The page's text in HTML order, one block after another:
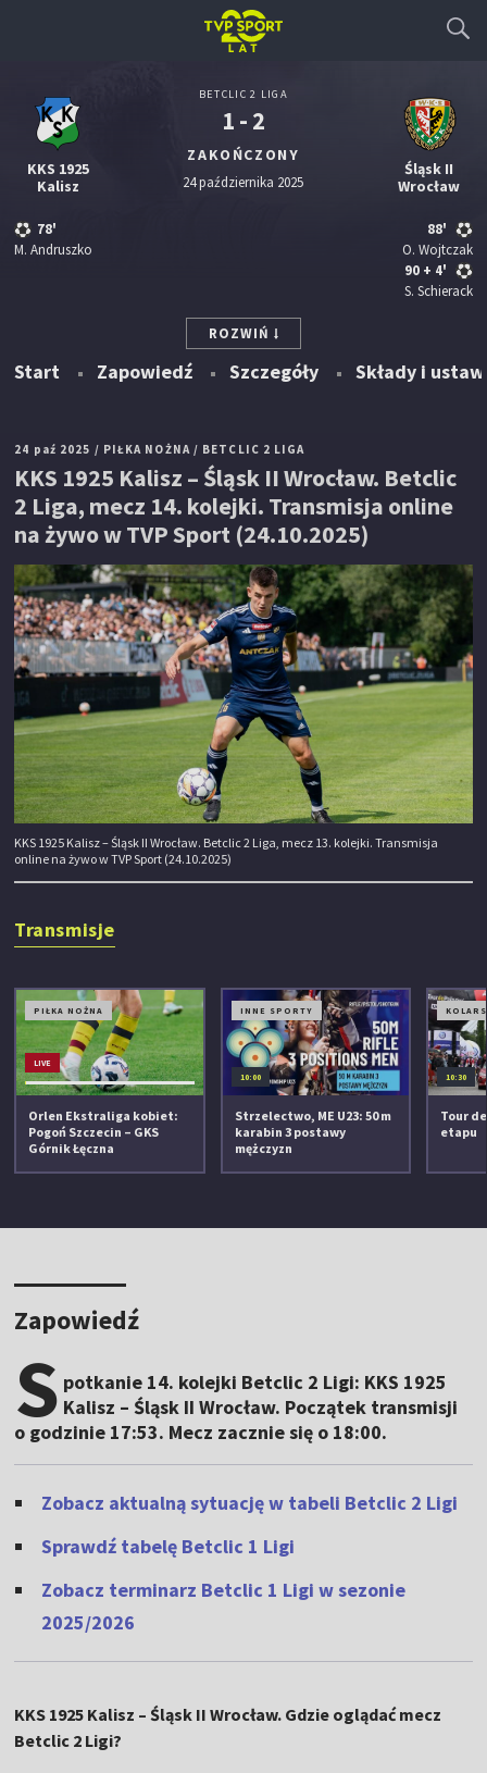
KKS 1925
Kalisz
78'
M. Andruszko
BETCLIC 2 LIGA
1 - 2
ZAKOŃCZONY
24 października 2025
Śląsk II
Wrocław
88'
O. Wojtczak
90+ 4'
S. Schierack
ROZWIŃ
Start Zapowiedź Szczegóły Składy i
24 paź 2025 / PIŁKA NOŻNA/ BETCLIC 2 LIGA
KKS 1925 Kalisz – Śląsk II Wrocław. Betclic
2 Liga, mecz 14. kolejki. Transmisja online
na żywo w TVP Sport (24.10.2025)
KKS 1925 Kalisz – Śląsk II Wrocław. Betclic 2 Liga, mecz 13. kolejki. Transmisja
online na żywo w TVP Sport (24.10.2025)
Transmisje
PIŁKA NOŻNA
LIVE
Orlen Ekstraliga kobiet:
Pogoń Szczecin – GKS
Górnik Łęczna
INNE SPORTY
10:00
Strzelectwo, ME U23: 50 m
karabin 3 postawy
mężczyzn
10:30
Tour
etapu
Zapowiedź
S potkanie 14. kolejki Betclic 2 Ligi: KKS 1925
Kalisz – Śląsk II Wrocław. Początek transmisji
o godzinie 17:53. Mecz zacznie się o 18:00.
Zobacz aktualną sytuację w tabeli Betclic 2 Ligi
Sprawdź tabelę Betclic 1 Ligi
Zobacz terminarz Betclic 1 Ligi w sezonie
2025/2026
KKS 1925 Kalisz – Śląsk II Wrocław. Gdzie oglądać mecz
Betclic 2 Ligi?